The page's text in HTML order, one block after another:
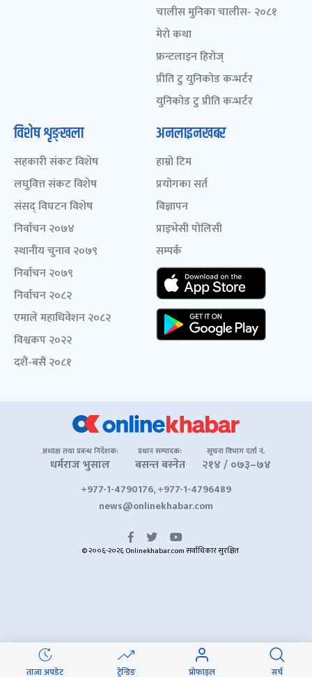
ताजा अपडेट ट्रेन्डिङ प्रोफाइल सर्च
चालीस मुनिका चालीस- २०८१
मेरो कथा
फ्रन्टलाइन हिरोज्
प्रीति टु युनिकोड कन्भर्टर
युनिकोड टु प्रीति कन्भर्टर
विशेष शृङ्खला
सहकारी संकट विशेष
लघुवित्त संकट विशेष
संसद् विघटन विशेष
निर्वाचन २०७४
स्थानीय चुनाव २०७९
निर्वाचन २०७९
निर्वाचन २०८२
एमाले महाधिवेशन २०८२
विश्वकप २०२२
दशैं-बसैं २०८१
अनलाइनखबर
हाम्रो टिम
प्रयोगका सर्त
विज्ञापन
प्राइभेसी पोलिसी
सम्पर्क
अध्यक्ष तथा प्रबन्ध निर्देशक:
धर्मराज भुसाल
प्रधान सम्पादक:
बसन्त बस्नेत
सूचना विभाग दर्ता नं.
२१४ / ०७३–७४
+977-1-4790176, +977-1-4796489
news@onlinekhabar.com
© २००६-२०२६ Onlinekhabar.com सर्वाधिकार सुरक्षित